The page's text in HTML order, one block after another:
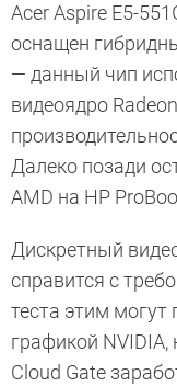
Acer Aspire E5-
оснащен
— данный чип
видеоядро
Далеко позади
AMD на HP
Дискретный
справится с
теста этим могут
графикой
Cloud Gate